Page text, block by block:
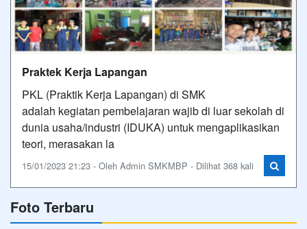
Praktek Kerja Lapangan
PKL (Praktik Kerja Lapangan) di SMK
adalah kegiatan pembelajaran wajib di luar sekolah di
dunia usaha/industri (IDUKA) untuk mengaplikasikan
teori, merasakan la
15/01/2023 21:23 - Oleh Admin SMKMBP - Dilihat 368 kali
Foto Terbaru